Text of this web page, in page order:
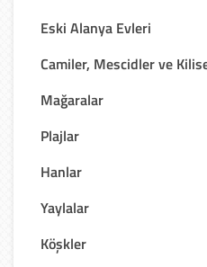
Eski Alanya Evleri
Camiler, Mescidler ve
Mağaralar
Plajlar
Hanlar
Yaylalar
Köşkler